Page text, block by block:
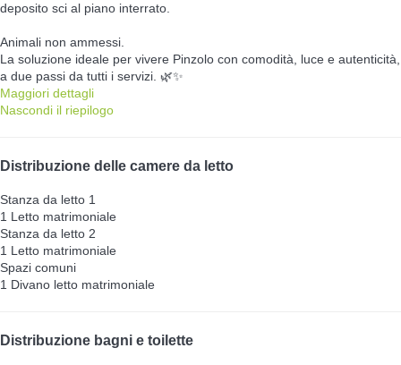
deposito sci al piano interrato.
Animali non ammessi.
La soluzione ideale per vivere Pinzolo con comodità, luce e autenticità,
a due passi da tutti i servizi. 🌿✨
Maggiori dettagli
Nascondi il riepilogo
Distribuzione delle camere da letto
Stanza da letto 1
1 Letto matrimoniale
Stanza da letto 2
1 Letto matrimoniale
Spazi comuni
1 Divano letto matrimoniale
Distribuzione bagni e toilette